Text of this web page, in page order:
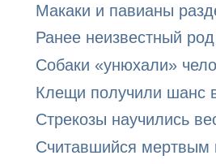
Макаки и павианы
Ранее неизвестный
Собаки «унюхали»
Клещи получили шанс
Стрекозы научились
Считавшийся